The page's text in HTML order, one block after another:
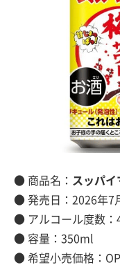
● 商品名： スッパイ
● 発売日：
● アルコール度数：
● 容量：350ml
● 希望小売価格：